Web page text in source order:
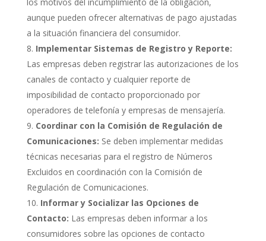
aunque pueden ofrecer alternativas de pago ajustadas
a la situación financiera del consumidor.
Implementar Sistemas de Registro y Reporte:
Las empresas deben registrar las autorizaciones de los
canales de contacto y cualquier reporte de
imposibilidad de contacto proporcionado por
operadores de telefonía y empresas de mensajería.
Coordinar con la Comisión de Regulación de
Comunicaciones: Se deben implementar medidas
técnicas necesarias para el registro de Números
Excluidos en coordinación con la Comisión de
Regulación de Comunicaciones.
Informar y Socializar las Opciones de
Contacto: Las empresas deben informar a los
consumidores sobre las opciones de contacto